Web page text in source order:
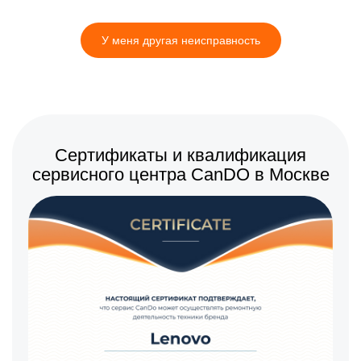
Замена блока питания
Замена материнской
2560 р
У меня другая неисправность
Сертификаты и квалификация
сервисного центра CanDO в Москве